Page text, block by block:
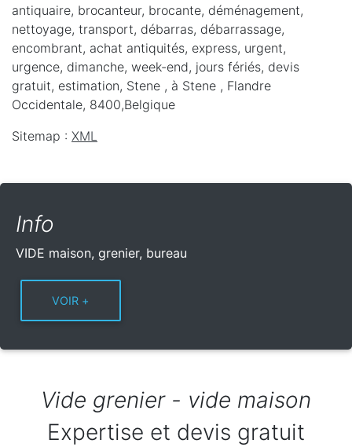
antiquaire, brocanteur, brocante, déménagement,
nettoyage, transport, débarras, débarrassage,
encombrant, achat antiquités, express, urgent,
urgence, dimanche, week-end, jours fériés, devis
gratuit, estimation, Stene , à Stene , Flandre
Occidentale, 8400,Belgique
Sitemap : XML
Info
VIDE maison, grenier, bureau
Vide grenier - vide maison
Expertise et devis gratuit